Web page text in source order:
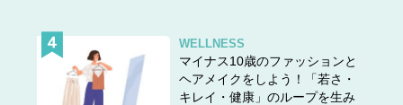
WELLNESS
マイナス10歳のファッションと
ヘアメイクをしよう！「若さ・
キレイ・健康」のループを生み